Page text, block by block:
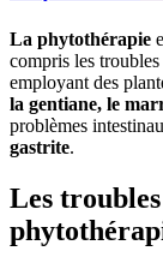
La phytothérapie
compris les
employant des
la gentiane, le
problèmes
gastrite.
Les